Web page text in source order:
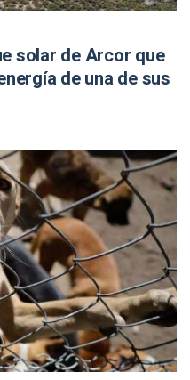
solar de Arcor que
de una de sus